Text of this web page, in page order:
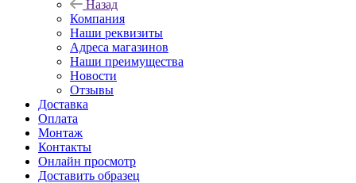
Назад
Компания
Наши реквизиты
Адреса магазинов
Наши преимущества
Новости
Отзывы
Доставка
Оплата
Монтаж
Контакты
Онлайн просмотр
Доставить образец